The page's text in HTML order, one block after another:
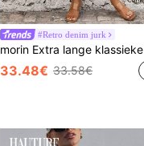
#Retro denim jurk
33.48€ 33.58€